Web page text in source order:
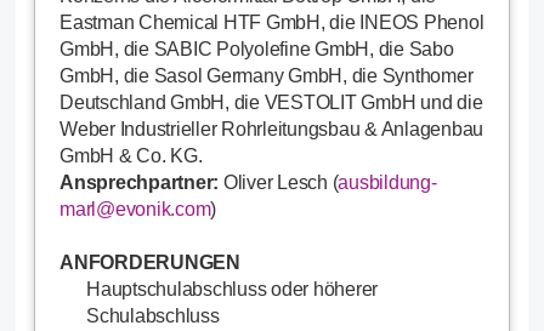
Eastman Chemical HTF GmbH, die INEOS Phenol
GmbH, die SABIC Polyolefine GmbH, die Sabo
GmbH, die Sasol Germany GmbH, die Synthomer
Deutschland GmbH, die VESTOLIT GmbH und die
Weber Industrieller Rohrleitungsbau & Anlagenbau
GmbH & Co. KG.
Ansprechpartner: Oliver Lesch (ausbildung-
marl@evonik.com)
ANFORDERUNGEN
Hauptschulabschluss oder höherer
Schulabschluss